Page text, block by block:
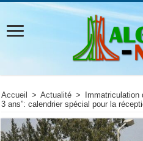
Accueil > Actualité >
3 ans”: calendrier spécial pour la